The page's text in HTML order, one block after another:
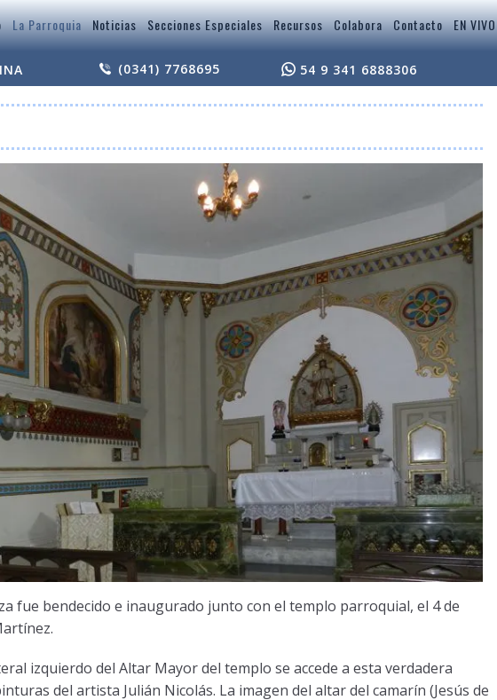
La Parroquia Noticias Secciones Especiales Recursos Colabora Contacto EN VIVO
(0341) 7768695 54 9 341 6888306
fue bendecido e inaugurado junto con el templo parroquial, el 4 de
izquierdo del Altar Mayor del templo se accede a esta verdadera
del artista Julián Nicolás. La imagen del altar del camarín (Jesús de